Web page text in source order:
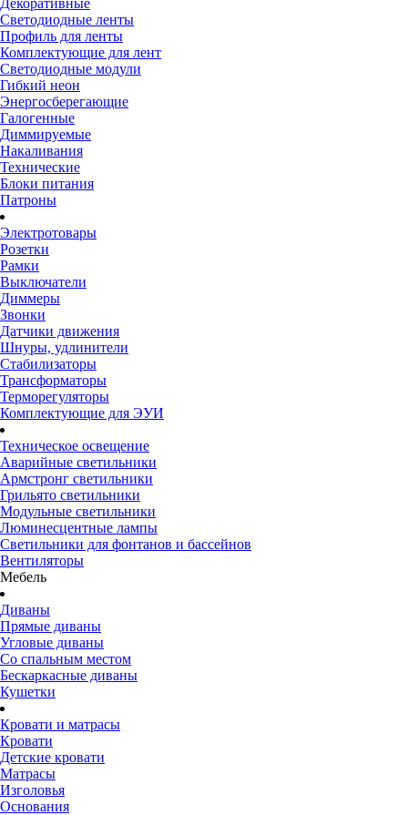
Декоративные
Светодиодные ленты
Профиль для ленты
Комплектующие для лент
Светодиодные модули
Гибкий неон
Энергосберегающие
Галогенные
Диммируемые
Накаливания
Технические
Блоки питания
Патроны
Электротовары
Розетки
Рамки
Выключатели
Диммеры
Звонки
Датчики движения
Шнуры, удлинители
Стабилизаторы
Трансформаторы
Терморегуляторы
Комплектующие для ЭУИ
Техническое освещение
Аварийные светильники
Армстронг светильники
Грильято светильники
Модульные светильники
Люминесцентные лампы
Светильники для фонтанов и бассейнов
Вентиляторы
Мебель
Диваны
Прямые диваны
Угловые диваны
Со спальным местом
Бескаркасные диваны
Кушетки
Кровати и матрасы
Кровати
Детские кровати
Матрасы
Изголовья
Основания